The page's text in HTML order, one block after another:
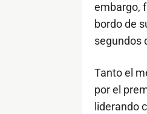
embargo,
bordo de
segundos
Tanto el
por el
liderando